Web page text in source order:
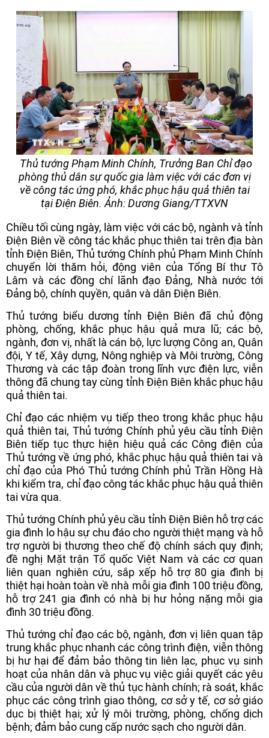
Thủ tướng Phạm Minh Chính, Trưởng Ban Chỉ đạo
phòng thủ dân sự quốc gia làm việc với các đơn vị
về công tác ứng phó, khắc phục hậu quả thiên tai
tại Điện Biên. Ảnh: Dương Giang/TTXVN
Chiều tối cùng ngày, làm việc với các bộ, ngành và tỉnh
Điện Biên về công tác khắc phục thiên tai trên địa bàn
tỉnh Điện Biên, Thủ tướng Chính phủ Phạm Minh Chính
chuyển lời thăm hỏi, động viên của Tổng Bí thư Tô
Lâm và các đồng chí lãnh đạo Đảng, Nhà nước tới
Đảng bộ, chính quyền, quân và dân Điện Biên.
Thủ tướng biểu dương tỉnh Điện Biên đã chủ động
phòng, chống, khắc phục hậu quả mưa lũ; các bộ,
ngành, đơn vị, nhất là cán bộ, lực lượng Công an, Quân
đội, Y tế, Xây dựng, Nông nghiệp và Môi trường, Công
Thương và các tập đoàn trong lĩnh vực điện lực, viễn
thông đã chung tay cùng tỉnh Điện Biên khắc phục hậu
quả thiên tai.
Chỉ đạo các nhiệm vụ tiếp theo trong khắc phục hậu
quả thiên tai, Thủ tướng Chính phủ yêu cầu tỉnh Điện
Biên tiếp tục thực hiện hiệu quả các Công điện của
Thủ tướng về ứng phó, khắc phục hậu quả thiên tai và
chỉ đạo của Phó Thủ tướng Chính phủ Trần Hồng Hà
khi kiểm tra, chỉ đạo công tác khắc phục hậu quả thiên
tai vừa qua.
Thủ tướng Chính phủ yêu cầu tỉnh Điện Biên hỗ trợ các
gia đình lo hậu sự chu đáo cho người thiệt mạng và hỗ
trợ người bị thương theo chế độ chính sách quy định;
đề nghị Mặt trận Tổ quốc Việt Nam và các cơ quan
liên quan nghiên cứu, sắp xếp hỗ trợ 80 gia đình bị
thiệt hại hoàn toàn về nhà mỗi gia đình 100 triệu đồng,
hỗ trợ 241 gia đình có nhà bị hư hỏng nặng mỗi gia
đình 30 triệu đồng.
Thủ tướng chỉ đạo các bộ, ngành, đơn vị liên quan tập
trung khắc phục nhanh các công trình điện, viễn thông
bị hư hại để đảm bảo thông tin liên lạc, phục vụ sinh
hoạt của nhân dân và phục vụ việc giải quyết các yêu
cầu của người dân về thủ tục hành chính; rà soát, khắc
phục các công trình giao thông, cơ sở y tế, cơ sở giáo
dục bị thiệt hại; xử lý môi trường, phòng, chống dịch
bệnh; đảm bảo cung cấp nước sạch cho người dân.